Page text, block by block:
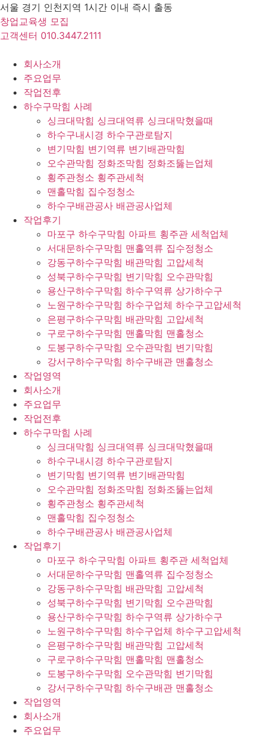
Skip
to
content
서울 경기 인천지역 1시간 이내 즉시 출동
창업교육생 모집
고객센터 010.3447.2111
회사소개
주요업무
작업전후
하수구막힘 사례
싱크대막힘 싱크대역류 싱크대막혔을때
하수구내시경 하수구관로탐지
변기막힘 변기역류 변기배관막힘
오수관막힘 정화조막힘 정화조뚫는업체
횡주관청소 횡주관세척
맨홀막힘 집수정청소
하수구배관공사 배관공사업체
작업후기
마포구 하수구막힘 아파트 횡주관 세척업체
서대문하수구막힘 맨홀역류 집수정청소
강동구하수구막힘 배관막힘 고압세척
성북구하수구막힘 변기막힘 오수관막힘
용산구하수구막힘 하수구역류 상가하수구
노원구하수구막힘 하수구업체 하수구고압세척
은평구하수구막힘 배관막힘 고압세척
구로구하수구막힘 맨홀막힘 맨홀청소
도봉구하수구막힘 오수관막힘 변기막힘
강서구하수구막힘 하수구배관 맨홀청소
작업영역
회사소개
주요업무
작업전후
하수구막힘 사례
싱크대막힘 싱크대역류 싱크대막혔을때
하수구내시경 하수구관로탐지
변기막힘 변기역류 변기배관막힘
오수관막힘 정화조막힘 정화조뚫는업체
횡주관청소 횡주관세척
맨홀막힘 집수정청소
하수구배관공사 배관공사업체
작업후기
마포구 하수구막힘 아파트 횡주관 세척업체
서대문하수구막힘 맨홀역류 집수정청소
강동구하수구막힘 배관막힘 고압세척
성북구하수구막힘 변기막힘 오수관막힘
용산구하수구막힘 하수구역류 상가하수구
노원구하수구막힘 하수구업체 하수구고압세척
은평구하수구막힘 배관막힘 고압세척
구로구하수구막힘 맨홀막힘 맨홀청소
도봉구하수구막힘 오수관막힘 변기막힘
강서구하수구막힘 하수구배관 맨홀청소
작업영역
회사소개
주요업무